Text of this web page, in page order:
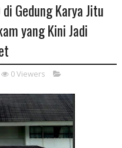
Gedung Karya Jitu
yang Kini Jadi
0Viewers